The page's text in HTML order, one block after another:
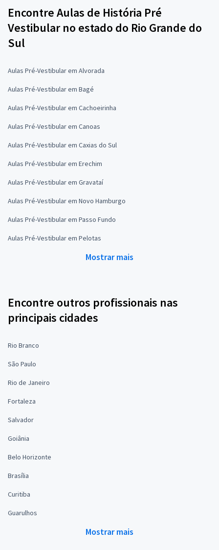
Encontre Aulas de História Pré
Vestibular no estado do Rio Grande do
Sul
Aulas Pré-Vestibular em Alvorada
Aulas Pré-Vestibular em Bagé
Aulas Pré-Vestibular em Cachoeirinha
Aulas Pré-Vestibular em Canoas
Aulas Pré-Vestibular em Caxias do Sul
Aulas Pré-Vestibular em Erechim
Aulas Pré-Vestibular em Gravataí
Aulas Pré-Vestibular em Novo Hamburgo
Aulas Pré-Vestibular em Passo Fundo
Aulas Pré-Vestibular em Pelotas
Mostrar mais
Encontre outros profissionais nas
principais cidades
Rio Branco
São Paulo
Rio de Janeiro
Fortaleza
Salvador
Goiânia
Belo Horizonte
Brasília
Curitiba
Guarulhos
Mostrar mais